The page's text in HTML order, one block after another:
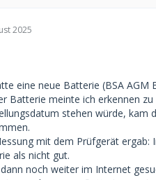
2025
eine neue Batterie (BSA
Batterie meinte ich erkennen
stehen würde, kam
mit dem Prüfgerät ergab:
als nicht gut.
noch weiter im Internet